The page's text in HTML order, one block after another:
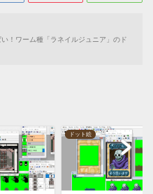
！ワーム種「ラネイルジュニア」のド
ドット絵